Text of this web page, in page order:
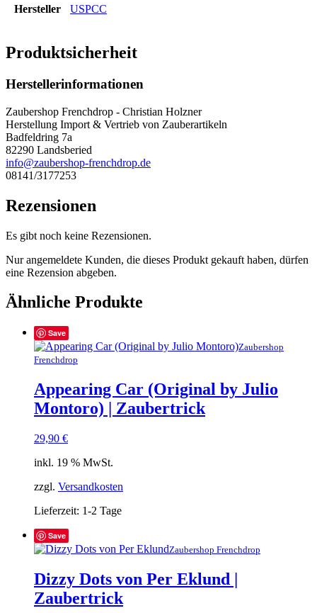
Hersteller USPCC
Produktsicherheit
Herstellerinformationen
Zaubershop Frenchdrop - Christian Holzner
Herstellung Import & Vertrieb von Zauberartikeln
Badfeldring 7a
82290 Landsberied
info@zaubershop-frenchdrop.de
08141/3177253
Rezensionen
Es gibt noch keine Rezensionen.
Nur angemeldete Kunden, die dieses Produkt gekauft haben, dürfen
eine Rezension abgeben.
Ähnliche Produkte
Save
Zaubershop
Frenchdrop
Appearing Car (Original by Julio
Montoro) | Zaubertrick
29,90 €
inkl. 19 % MwSt.
zzgl. Versandkosten
Lieferzeit: 1-2 Tage
Save
Zaubershop Frenchdrop
Dizzy Dots von Per Eklund |
Zaubertrick